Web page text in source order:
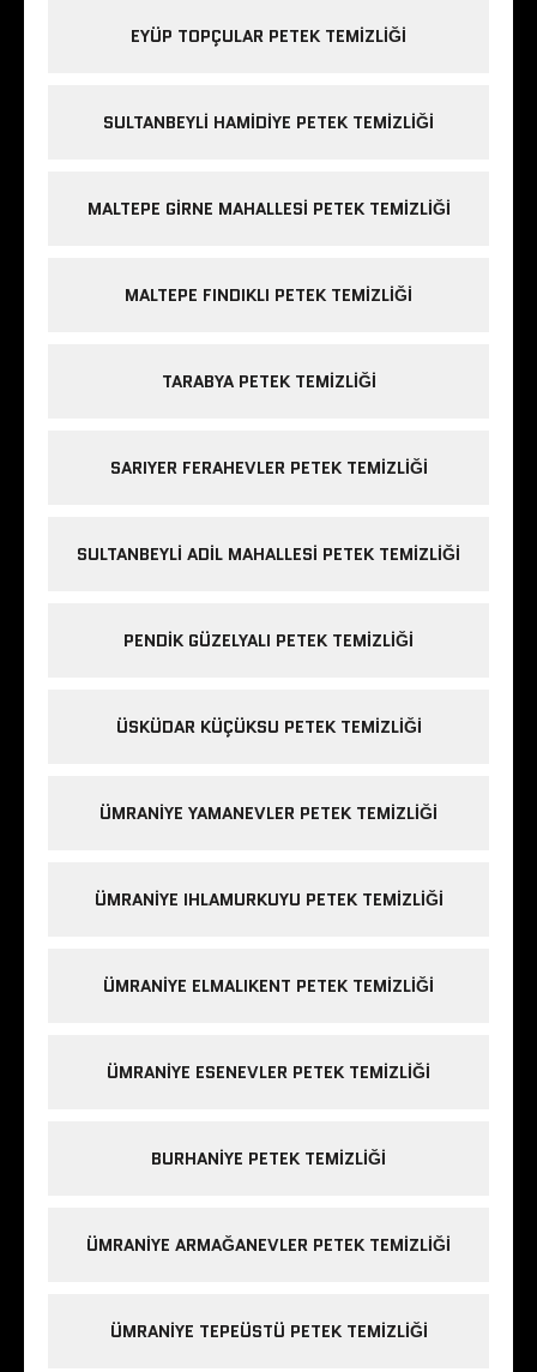
EYÜP TOPÇULAR PETEK TEMIZLIĞI
SULTANBEYLI HAMIDIYE PETEK TEMIZLIĞI
MALTEPE GIRNE MAHALLESI PETEK TEMIZLIĞI
MALTEPE FINDIKLI PETEK TEMIZLIĞI
TARABYA PETEK TEMIZLIĞI
SARIYER FERAHEVLER PETEK TEMIZLIĞI
SULTANBEYLI ADIL MAHALLESI PETEK TEMIZLIĞI
PENDIK GÜZELYALI PETEK TEMIZLIĞI
ÜSKÜDAR KÜÇÜKSU PETEK TEMIZLIĞI
ÜMRANIYE YAMANEVLER PETEK TEMIZLIĞI
ÜMRANIYE IHLAMURKUYU PETEK TEMIZLIĞI
ÜMRANIYE ELMALIKENT PETEK TEMIZLIĞI
ÜMRANIYE ESENEVLER PETEK TEMIZLIĞI
BURHANIYE PETEK TEMIZLIĞI
ÜMRANIYE ARMAĞANEVLER PETEK TEMIZLIĞI
ÜMRANIYE TEPEÜSTÜ PETEK TEMIZLIĞI